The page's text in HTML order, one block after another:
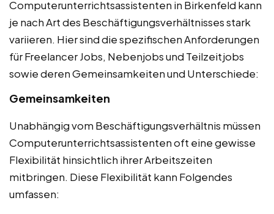
Computerunterrichtsassistenten in Birkenfeld kann
je nach Art des Beschäftigungsverhältnisses stark
variieren. Hier sind die spezifischen Anforderungen
für Freelancer Jobs, Nebenjobs und Teilzeitjobs
sowie deren Gemeinsamkeiten und Unterschiede:
Gemeinsamkeiten
Unabhängig vom Beschäftigungsverhältnis müssen
Computerunterrichtsassistenten oft eine gewisse
Flexibilität hinsichtlich ihrer Arbeitszeiten
mitbringen. Diese Flexibilität kann Folgendes
umfassen: